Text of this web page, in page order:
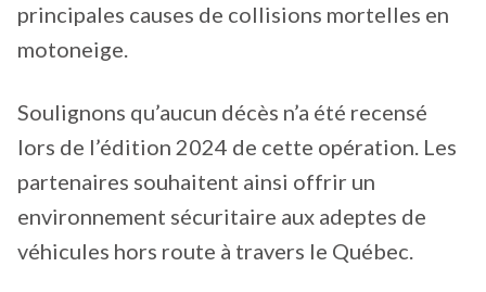
principales causes de collisions mortelles en
motoneige.
Soulignons qu’aucun décès n’a été recensé
lors de l’édition 2024 de cette opération. Les
partenaires souhaitent ainsi offrir un
environnement sécuritaire aux adeptes de
véhicules hors route à travers le Québec.